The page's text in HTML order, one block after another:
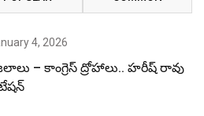
4, 2026
– కాంగ్రెస్ ద్రోహాలు.. హరీష్ రావు